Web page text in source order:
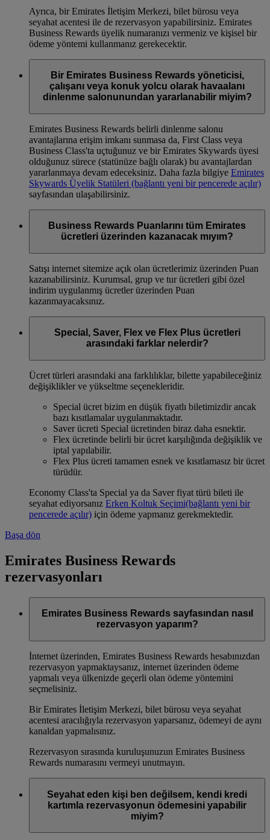
Ayrıca, bir Emirates İletişim Merkezi, bilet bürosu veya
seyahat acentesi ile de rezervasyon yapabilirsiniz. Emirates
Business Rewards üyelik numaranızı vermeniz ve kişisel bir
ödeme yöntemi kullanmanız gerekecektir.
Bir Emirates Business Rewards yöneticisi,
çalışanı veya konuk yolcu olarak havaalanı
dinlenme salonunundan yararlanabilir miyim?
Emirates Business Rewards belirli dinlenme salonu
avantajlarına erişim imkanı sunmasa da, First Class veya
Business Class'ta uçtuğunuz ve bir Emirates Skywards üyesi
olduğunuz sürece (statünüze bağlı olarak) bu avantajlardan
yararlanmaya devam edeceksiniz. Daha fazla bilgiye Emirates
Skywards Üyelik Statüleri (bağlantı yeni bir pencerede açılır)
sayfasından ulaşabilirsiniz.
Business Rewards Puanlarını tüm Emirates
ücretleri üzerinden kazanacak mıyım?
Satışı internet sitemize açık olan ücretlerimiz üzerinden Puan
kazanabilirsiniz. Kurumsal, grup ve tur ücretleri gibi özel
indirim uygulanmış ücretler üzerinden Puan
kazanmayacaksınız.
Special, Saver, Flex ve Flex Plus ücretleri
arasındaki farklar nelerdir?
Ücret türleri arasındaki ana farklılıklar, bilette yapabileceğiniz
değişiklikler ve yükseltme seçenekleridir.
Special ücret bizim en düşük fiyatlı biletimizdir ancak
bazı kısıtlamalar uygulanmaktadır.
Saver ücreti Special ücretinden biraz daha esnektir.
Flex ücretinde belirli bir ücret karşılığında değişiklik ve
iptal yapılabilir.
Flex Plus ücreti tamamen esnek ve kısıtlamasız bir ücret
türüdür.
Economy Class'ta Special ya da Saver fiyat türü bileti ile
seyahat ediyorsanız Erken Koltuk Seçimi(bağlantı yeni bir
pencerede açılır) için ödeme yapmanız gerekmektedir.
Başa dön
Emirates Business Rewards
rezervasyonları
Emirates Business Rewards sayfasından nasıl
rezervasyon yaparım?
İnternet üzerinden, Emirates Business Rewards hesabınızdan
rezervasyon yapmaktaysanız, internet üzerinden ödeme
yapmalı veya ülkenizde geçerli olan ödeme yöntemini
seçmelisiniz.
Bir Emirates İletişim Merkezi, bilet bürosu veya seyahat
acentesi aracılığıyla rezervasyon yaparsanız, ödemeyi de aynı
kanaldan yapmalısınız.
Rezervasyon sırasında kuruluşunuzun Emirates Business
Rewards numarasını vermeyi unutmayın.
Seyahat eden kişi ben değilsem, kendi kredi
kartımla rezervasyonun ödemesini yapabilir
miyim?